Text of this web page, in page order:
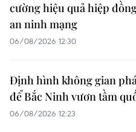
cường hiệu quả hiệp
an ninh mạng
06/08/2026 12:30
Định hình không gian
để Bắc Ninh vươn tầm
06/08/2026 12:23